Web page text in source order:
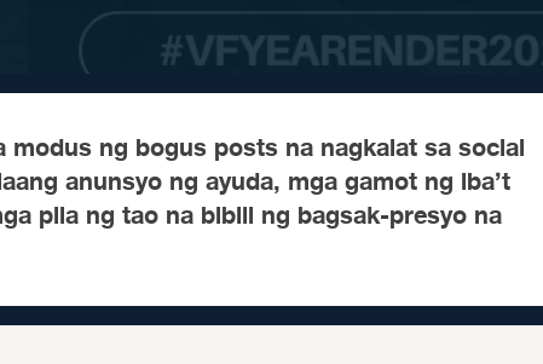
modus ng bogus posts na nagkalat sa social
anunsyo ng ayuda, mga gamot ng iba’t
pila ng tao na bibili ng bagsak-presyo na